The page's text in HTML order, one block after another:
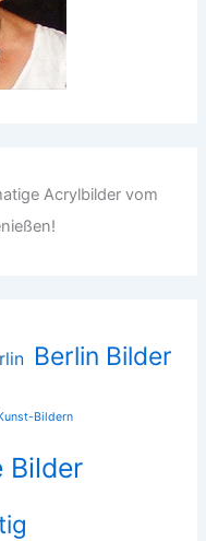
Acrylbilder vom
Berlin Bilder
Bildern
Bilder